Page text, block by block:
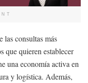
las consultas más
que quieren establecer
una economía activa en
y logística. Además,